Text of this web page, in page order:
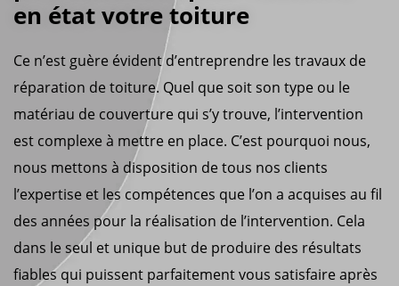
en état votre toiture
Ce n’est guère évident d’entreprendre les travaux de
réparation de toiture. Quel que soit son type ou le
matériau de couverture qui s’y trouve, l’intervention
est complexe à mettre en place. C’est pourquoi nous,
nous mettons à disposition de tous nos clients
l’expertise et les compétences que l’on a acquises au fil
des années pour la réalisation de l’intervention. Cela
dans le seul et unique but de produire des résultats
fiables qui puissent parfaitement vous satisfaire après